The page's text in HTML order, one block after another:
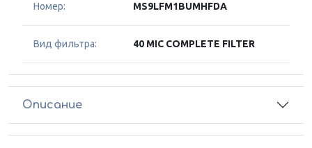
Номер: MS9LFM1BUMHFDA
Вид фильтра: 40 MIC COMPLETE FILTER
Описание